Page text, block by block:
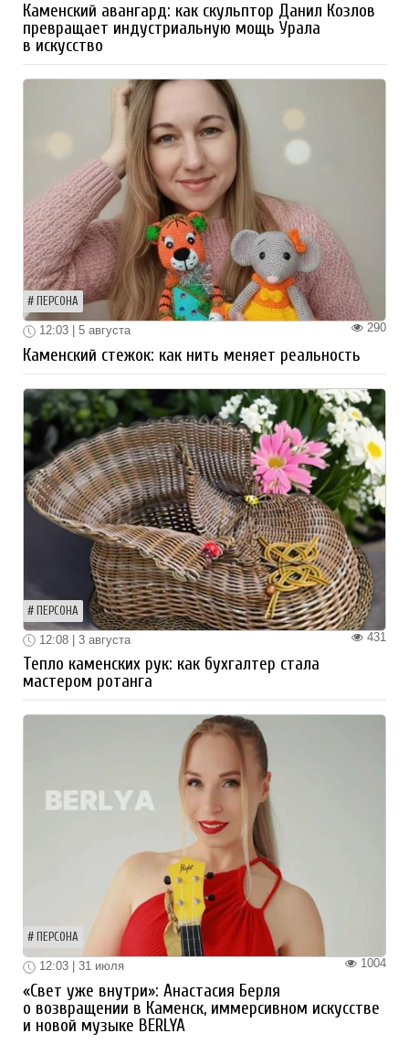
Каменский авангард: как скульптор Данил Козлов
превращает индустриальную мощь Урала
в искусство
ПЕРСОНА
290
12:03 | 5 августа
Каменский стежок: как нить меняет реальность
ПЕРСОНА
431
12:08 | 3 августа
Тепло каменских рук: как бухгалтер стала
мастером ротанга
ПЕРСОНА
1004
12:03 | 31 июля
«Свет уже внутри»: Анастасия Берля
о возвращении в Каменск, иммерсивном искусстве
и новой музыке BERLYA